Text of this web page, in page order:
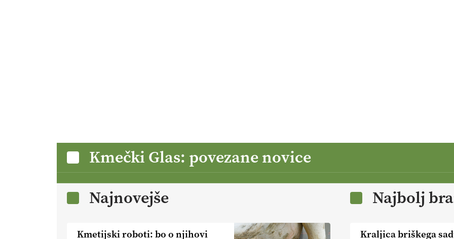
Kmečki Glas: povezane novice
Najnovejše
Kmetijski roboti: bo o njihovi
Najbolj
Kraljica briškega